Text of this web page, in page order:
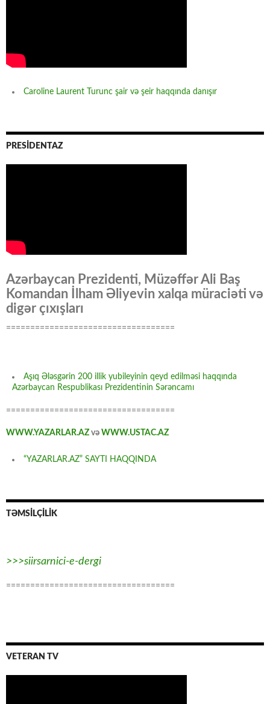
Caroline Laurent Turunc şair və şeir haqqında danışır
PRESİDENTAZ
Azərbaycan Prezidenti, Müzəffər Ali Baş
Komandan İlham Əliyevin xalqa müraciəti və
digər çıxışları
===================================
Aşıq Ələsgərin 200 illik yubileyinin qeyd edilməsi haqqında
Azərbaycan Respublikası Prezidentinin Sərəncamı
===================================
WWW.YAZARLAR.AZ və WWW.USTAC.AZ
“YAZARLAR.AZ” SAYTI HAQQINDA
TƏMSİLÇİLİK
>>>siirsarnici-e-dergi
===================================
VETERAN TV